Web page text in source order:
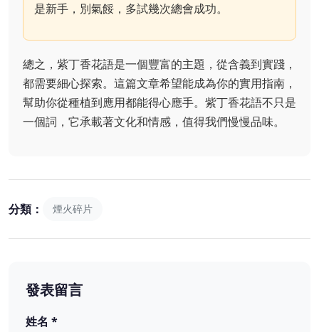
是新手，別氣餒，多試幾次總會成功。
總之，紫丁香花語是一個豐富的主題，從含義到實踐，
都需要細心探索。這篇文章希望能成為你的實用指南，
幫助你從種植到應用都能得心應手。紫丁香花語不只是
一個詞，它承載著文化和情感，值得我們慢慢品味。
分類： 煙火碎片
發表留言
姓名 *